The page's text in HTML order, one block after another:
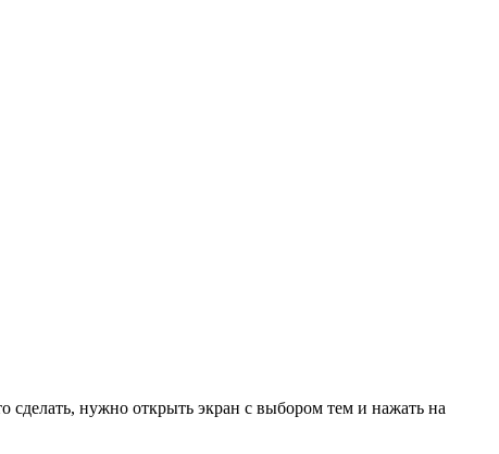
нужно открыть экран с выбором тем и нажать на